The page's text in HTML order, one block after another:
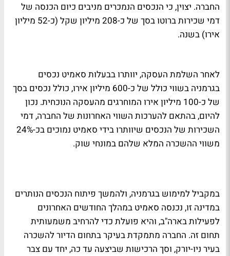
החברה. יצוין, כי הנכסים הנמכרים מניבים כיום הכנסה של
דמי שכירות ברוטו בסך של כ-208 מיליון שקל (כ-52 מיליון
אירו) בשנה.
לאחר השלמת העסקה, יוותרו בבעלות סאמיט נכסים
בגרמניה בשווי כולל של כ-600 מיליון אירו, כולל נכסים בסך
של כ-100 מיליון אירו המוחרגים מהעסקה הנוכחית. נכון
להיום, בהתאם להערכות השווי האחרונות של החברה, דמי
השכירות של הנכסים שיוותרו בידי סאמיט נמוכים בכ-24%
משווי ההשכרה המלא שלהם במונחי שוק.
במקביל למימוש בגרמניה, ולהמשך פיתוח הנכסים הנותרים
במדינה זו, נכנסה סאמיט במהלך החודשים האחרונים
לפעילות בארה"ב, והיא פועלת כדי להרחיב משמעותית
תחום זה. החברה מתמקדת בעיקר בתחום הדיור להשכרה
בעיר ניו-יורק, וסך הרכישות שביצעה עד כה, יחד עם צבר